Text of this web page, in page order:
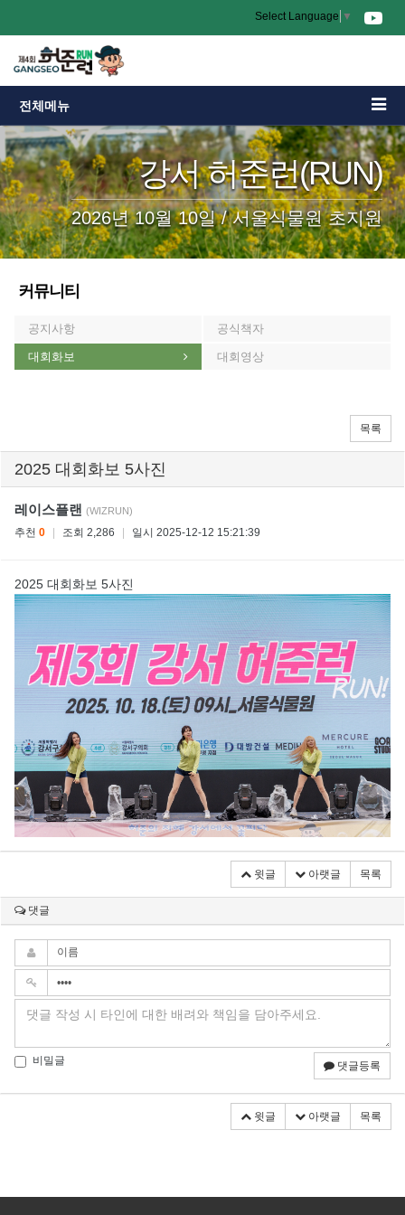
Select Language ▼
전체메뉴
강서 허준런(RUN)
2026년 10월 10일 / 서울식물원 초지원
커뮤니티
공지사항 공식책자
대회화보 대회영상
목록
2025 대회화보 5사진
레이스플랜 (WIZRUN)
추천 0 | 조회 2,286 | 일시 2025-12-12 15:21:39
2025 대회화보 5사진
윗글 아랫글 목록
댓글
비밀글 댓글등록
윗글 아랫글 목록